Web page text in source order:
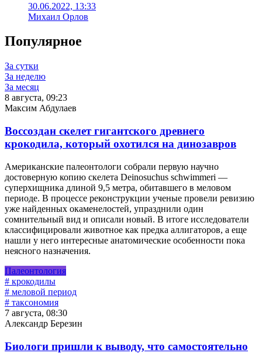
30.06.2022, 13:33
Михаил Орлов
Популярное
За сутки
За неделю
За месяц
8 августа, 09:23
Максим Абдулаев
Воссоздан скелет гигантского древнего
крокодила, который охотился на динозавров
Американские палеонтологи собрали первую научно
достоверную копию скелета Deinosuchus schwimmeri —
суперхищника длиной 9,5 метра, обитавшего в меловом
периоде. В процессе реконструкции ученые провели ревизию
уже найденных окаменелостей, упразднили один
сомнительный вид и описали новый. В итоге исследователи
классифицировали животное как предка аллигаторов, а еще
нашли у него интересные анатомические особенности пока
неясного назначения.
Палеонтология
# крокодилы
# меловой период
# таксономия
7 августа, 08:30
Александр Березин
Биологи пришли к выводу, что самостоятельно